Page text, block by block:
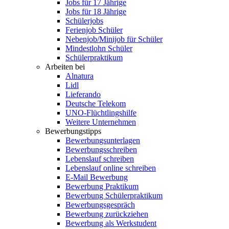
Jobs für 17 Jährige
Jobs für 18 Jährige
Schülerjobs
Ferienjob Schüler
Nebenjob/Minijob für Schüler
Mindestlohn Schüler
Schülerpraktikum
Arbeiten bei
Alnatura
Lidl
Lieferando
Deutsche Telekom
UNO-Flüchtlingshilfe
Weitere Unternehmen
Bewerbungstipps
Bewerbungsunterlagen
Bewerbungsschreiben
Lebenslauf schreiben
Lebenslauf online schreiben
E-Mail Bewerbung
Bewerbung Praktikum
Bewerbung Schülerpraktikum
Bewerbungsgespräch
Bewerbung zurückziehen
Bewerbung als Werkstudent